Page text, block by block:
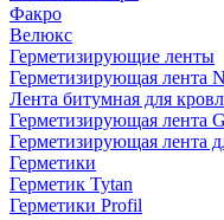
Факро
Велюкс
Герметизирующие ленты
Герметизирующая лента
Лента битумная для
Герметизирующая лента
Герметизирующая лента
Герметики
Герметик Tytan
Герметики Profil